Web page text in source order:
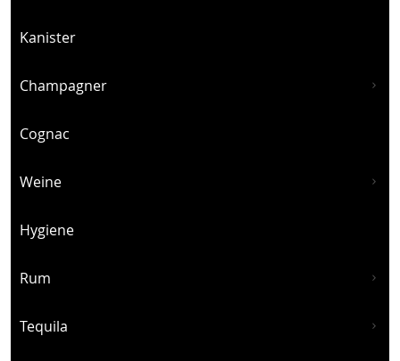
Kanister
Champagner
Cognac
Weine
Hygiene
Rum
Tequila